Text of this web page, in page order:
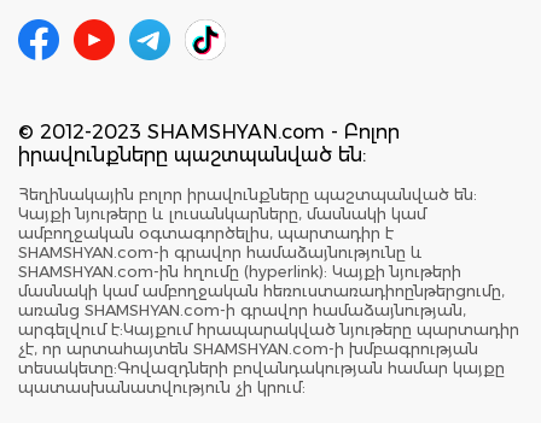
© 2012-2023 SHAMSHYAN.com - Բոլոր
իրավունքները պաշտպանված են:
Հեղինակային բոլոր իրավունքները պաշտպանված են:
Կայքի նյութերը և լուսանկարները, մասնակի կամ
ամբողջական օգտագործելիս, պարտադիր է
SHAMSHYAN.com-ի գրավոր համաձայնությունը և
SHAMSHYAN.com-ին հղումը (hyperlink): Կայքի նյութերի
մասնակի կամ ամբողջական հեռուստառադիոընթերցումը,
առանց SHAMSHYAN.com-ի գրավոր համաձայնության,
արգելվում է:Կայքում հրապարակված նյութերը պարտադիր
չէ, որ արտահայտեն SHAMSHYAN.com-ի խմբագրության
տեսակետը:Գովազդների բովանդակության համար կայքը
պատասխանատվություն չի կրում: